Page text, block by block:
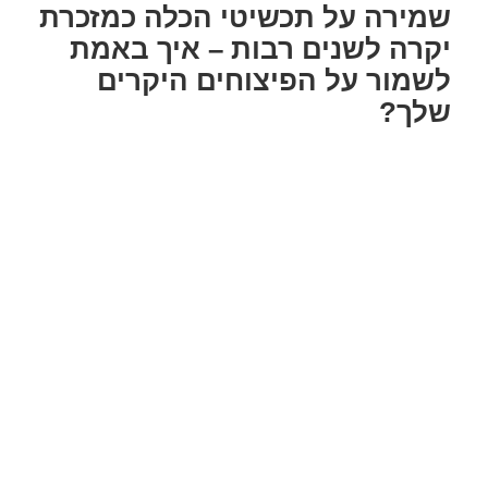
שמירה על תכשיטי הכלה כמזכרת
יקרה לשנים רבות – איך באמת
לשמור על הפיצוחים היקרים
שלך?